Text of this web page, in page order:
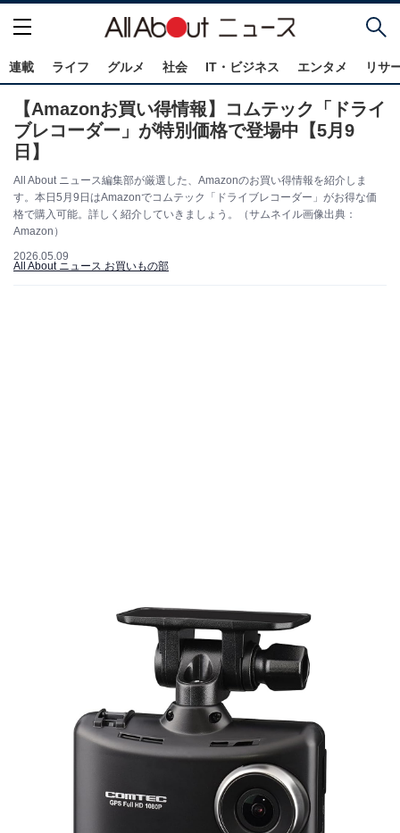
連載 ライフ グルメ 社会 IT・ビジネス エンタメ リサ
【Amazonお買い得情報】コムテック「ドライ
ブレコーダー」が特別価格で登場中【5月9
日】
All About ニュース編集部が厳選した、Amazonのお買い得情報を紹介しま
す。本日5月9日はAmazonでコムテック「ドライブレコーダー」がお得な価
格で購入可能。詳しく紹介していきましょう。（サムネイル画像出典：
Amazon）
2026.05.09
All About ニュース お買いもの部